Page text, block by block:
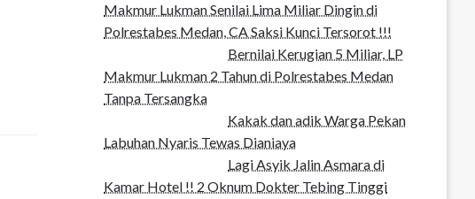
Makmur Lukman Senilai Lima Miliar Dingin di
Polrestabes Medan, CA Saksi Kunci Tersorot !!!
Bernilai Kerugian 5 Miliar, LP
Makmur Lukman 2 Tahun di Polrestabes Medan
Tanpa Tersangka
Kakak dan adik Warga Pekan
Labuhan Nyaris Tewas Dianiaya
Lagi Asyik Jalin Asmara di
Kamar Hotel !! 2 Oknum Dokter Tebing Tinggi